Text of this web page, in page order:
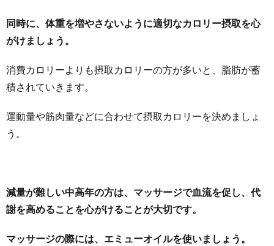
同時に、体重を増やさないように適切なカロリー摂取を心
がけましょう。
消費カロリーよりも摂取カロリーの方が多いと、脂肪が蓄
積されていきます。
運動量や筋肉量などに合わせて摂取カロリーを決めましょ
う。
減量が難しい中高年の方は、マッサージで血流を促し、代
謝を高めることを心がけることが大切です。
マッサージの際には、エミューオイルを使いましょう。